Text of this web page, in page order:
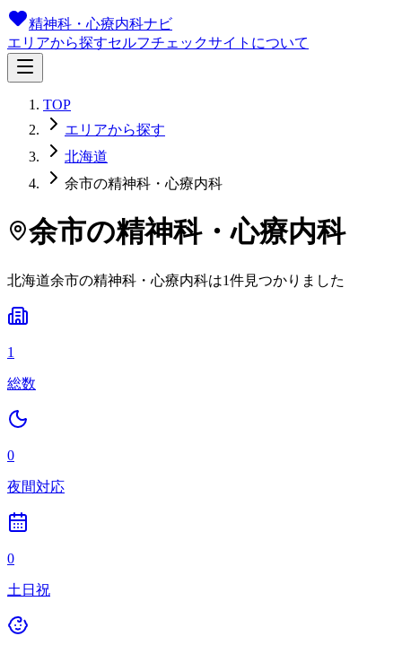
精神科・心療内科ナビ
エリアから探すセルフチェックサイトについて
TOP
エリアから探す
北海道
余市の精神科・心療内科
余市の精神科・心療内科
北海道余市の精神科・心療内科は1件見つかりました
1
総数
0
夜間対応
0
土日祝